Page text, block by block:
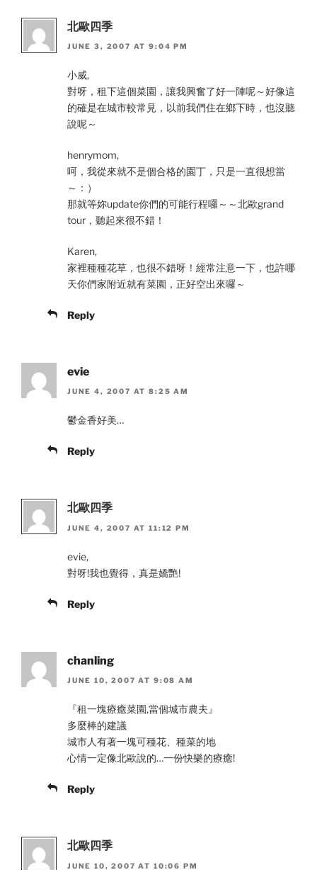
北歐四季
JUNE 3, 2007 AT 9:04 PM
小威,
對呀，租下這個菜園，讓我興奮了好一陣呢～好像這
的確是在城市較常見，以前我們住在鄉下時，也沒聽
說呢～
henrymom,
呵，我從來就不是個合格的園丁，只是一直很想當
～：）
那就等妳update你們的可能行程囉～～北歐grand
tour，聽起來很不錯！
Karen,
家裡種種花草，也很不錯呀！經常注意一下，也許哪
天你們家附近就有菜園，正好空出來囉～
Reply
evie
JUNE 4, 2007 AT 8:25 AM
鬱金香好美…
Reply
北歐四季
JUNE 4, 2007 AT 11:12 PM
evie,
對呀!我也覺得，真是嬌艷!
Reply
chanling
JUNE 10, 2007 AT 9:08 AM
『租一塊療癒菜園,當個城市農夫』
多麼棒的建議
城市人有著一塊可種花、種菜的地
心情一定像北歐說的…一份快樂的療癒!
Reply
北歐四季
JUNE 10, 2007 AT 10:06 PM